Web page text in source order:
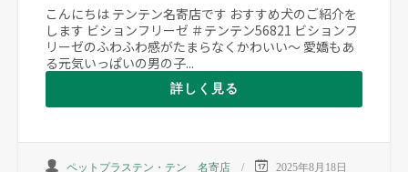
こんにちは テンテン名寄店です おすすめ犬のご紹介を
します ビションフリーゼ ＃テンテン56821 ビションフ
リーゼのふわふわ感がたまらなくかわいい～ 愛嬌もあ
る元気いっぱいの男の子...
詳しく見る
ペットプラステン・テン 名寄店
2025年8月18日